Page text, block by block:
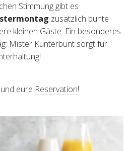
Stimmung gibt es
zusätzlich bunte
kleinen Gäste. Ein besonderes
Mister Kunterbunt sorgt für
eure Reservation!